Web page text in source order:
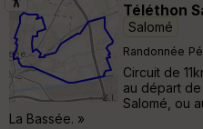
Téléthon
Salomé
Randonnée
Circuit de
au départ de
Salomé, ou
La Bassée. »